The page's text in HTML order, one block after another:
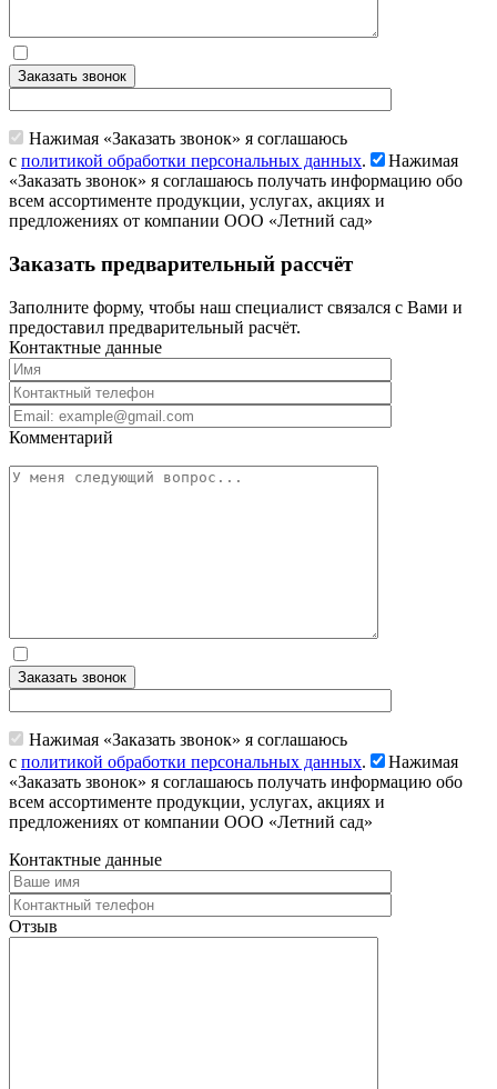
Заказать звонок
Нажимая «Заказать звонок» я соглашаюсь
с политикой обработки персональных данных.
Нажимая
«Заказать звонок» я соглашаюсь получать информацию обо
всем ассортименте продукции, услугах, акциях и
предложениях от компании ООО «Летний сад»
Заказать предварительный рассчёт
Заполните форму, чтобы наш специалист связался с Вами и
предоставил предварительный расчёт.
Контактные данные
Комментарий
Заказать звонок
Нажимая «Заказать звонок» я соглашаюсь
с политикой обработки персональных данных.
Нажимая
«Заказать звонок» я соглашаюсь получать информацию обо
всем ассортименте продукции, услугах, акциях и
предложениях от компании ООО «Летний сад»
Контактные данные
Отзыв